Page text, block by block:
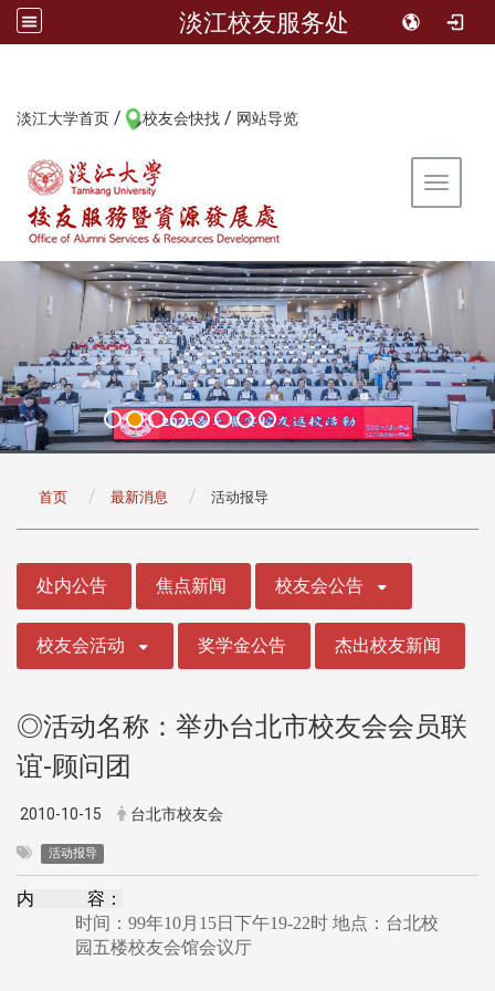
淡江校友服务处
淡江大学首页 / 校友会快找 / 网站导览
Toggle
首页 最新消息 活动报导
处内公告 焦点新闻 校友会公告
校友会活动 奖学金公告 杰出校友新闻
◎活动名称：举办台北市校友会会员联
谊-顾问团
2010-10-15 台北市校友会
活动报导
内 容：
时间：99年10月15日下午19-22时 地点：台北校
园五楼校友会馆会议厅